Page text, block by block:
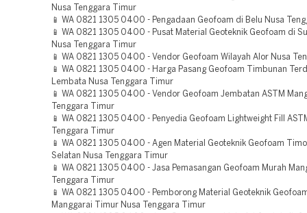
Nusa Tenggara Timur
📱 WA 0821 1305 0400 - Pengadaan Geofoam di Belu Nusa
📱 WA 0821 1305 0400 - Pusat Material Geoteknik Geofoam di
Nusa Tenggara Timur
📱 WA 0821 1305 0400 - Vendor Geofoam Wilayah Alor Nusa
📱 WA 0821 1305 0400 - Harga Pasang Geofoam Timbunan
Lembata Nusa Tenggara Timur
📱 WA 0821 1305 0400 - Vendor Geofoam Jembatan ASTM
Tenggara Timur
📱 WA 0821 1305 0400 - Penyedia Geofoam Lightweight Fill
Tenggara Timur
📱 WA 0821 1305 0400 - Agen Material Geoteknik Geofoam
Selatan Nusa Tenggara Timur
📱 WA 0821 1305 0400 - Jasa Pemasangan Geofoam Murah
Tenggara Timur
📱 WA 0821 1305 0400 - Pemborong Material Geoteknik
Manggarai Timur Nusa Tenggara Timur